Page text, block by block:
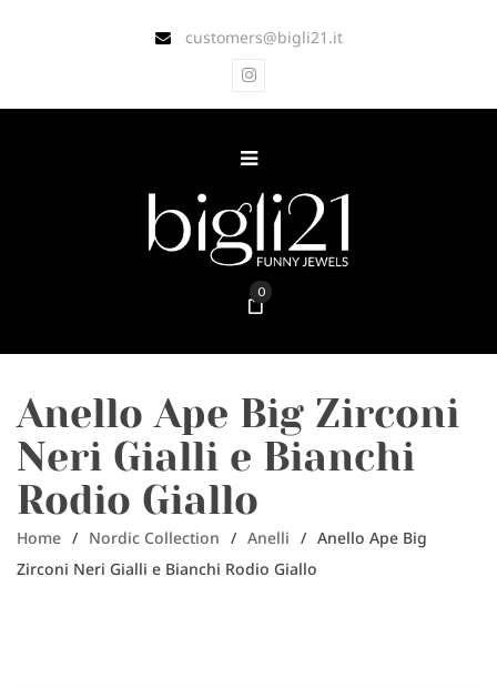
customers@bigli21.it
0
Anello Ape Big Zirconi
Neri Gialli e Bianchi
Rodio Giallo
Home / Nordic Collection / Anelli / Anello Ape Big
Zirconi Neri Gialli e Bianchi Rodio Giallo